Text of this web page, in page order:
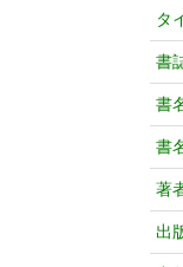
タ
書
書
書
著
出